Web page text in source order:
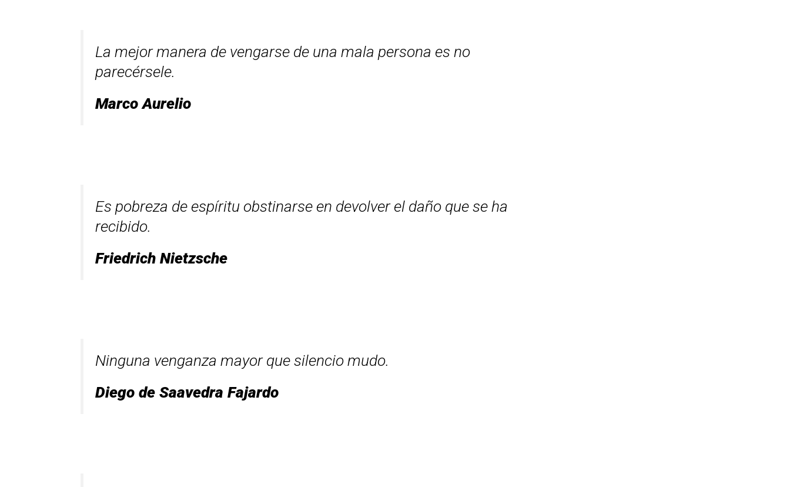
La mejor manera de vengarse de una mala persona es no
parecérsele.
Marco Aurelio
Es pobreza de espíritu obstinarse en devolver el daño que se ha
recibido.
Friedrich Nietzsche
Ninguna venganza mayor que silencio mudo.
Diego de Saavedra Fajardo